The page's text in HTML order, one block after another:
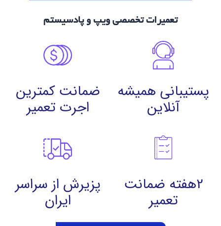
تعمیرات تخصصی ویپ و پادسیستم
پستیبانی همیشه
آنلاین
ضمانت کمترین
اجرت تعمیر
2هفته ضمانت
تعمیر
پزیرش از سراسر
ایران